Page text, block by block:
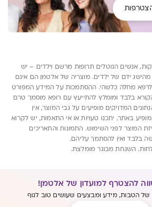
אנשים הנוטלים תרופות מרשם וילדים – יש
מהישג ידם של ילדים. מוצריה של אלטמן הם אינם
לרפא מחלה כלשהי. ההסתמכות על המידע המפורט
בלבד ומומלץ להתייעץ עם רופא מוסמך טרם
המדויקים מופיעים על גבי המוצר, אין
באתר, יתכנו טעויות או אי התאמות, יש לקרוא
המוצר לפני השימוש. התמונות והתאריכים
בלבד ואין להסתמך עליהם.
לחות. השגחת מבוגר מומלצת.
להצטרף למועדון של אלטמן!
של הטבות, מידע ומבצעים שעושים טוב לגוף